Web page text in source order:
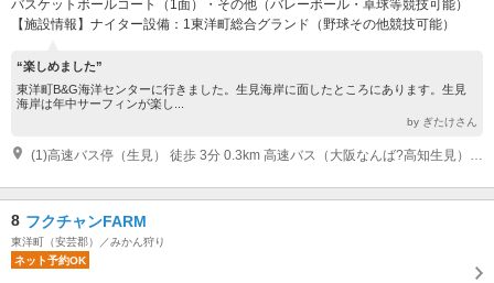
バスケットボールコート（1面）・その他（バレーボール・卓球等競技可能）
【施設情報】ナイター設備：1東洋町総合グランド（野球その他競技可能）
“楽しめました”
東洋町B&G海洋センターに行きました。生見海岸に面したところにあります。生見
海岸は年中サーフィンが楽し...
by ぎたけさん
8 フクチャンFARM
東洋町（安芸郡）／みかん狩り
ネット予約OK